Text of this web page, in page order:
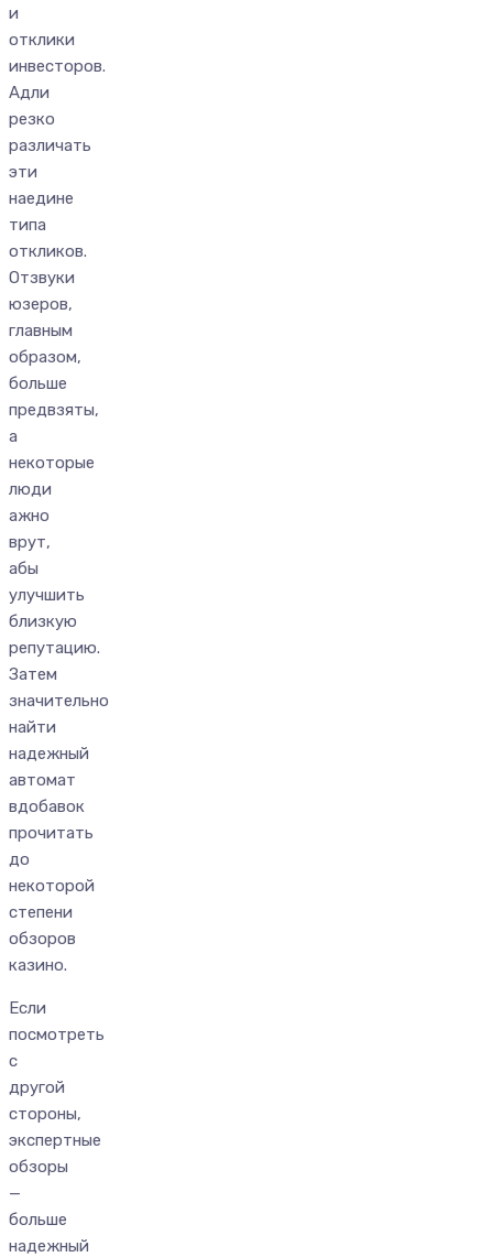
и
отклики
инвесторов.
Адли
резко
различать
эти
наедине
типа
откликов.
Отзвуки
юзеров,
главным
образом,
больше
предвзяты,
а
некоторые
люди
ажно
врут,
абы
улучшить
близкую
репутацию.
Затем
значительно
найти
надежный
автомат
вдобавок
прочитать
до
некоторой
степени
обзоров
казино.
Если
посмотреть
с
другой
стороны,
экспертные
обзоры
—
больше
надежный